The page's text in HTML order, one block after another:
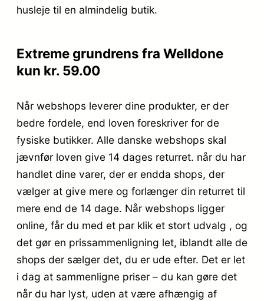
husleje til en almindelig butik.
Extreme grundrens fra Welldone
kun kr. 59.00
Når webshops leverer dine produkter, er der
bedre fordele, end loven foreskriver for de
fysiske butikker. Alle danske webshops skal
jævnfør loven give 14 dages returret. når du har
handlet dine varer, der er endda shops, der
vælger at give mere og forlænger din returret til
mere end de 14 dage. Når webshops ligger
online, får du med et par klik et stort udvalg , og
det gør en prissammenligning let, iblandt alle de
shops der sælger det, du er ude efter. Det er let
i dag at sammenligne priser – du kan gøre det
når du har lyst, uden at være afhængig af